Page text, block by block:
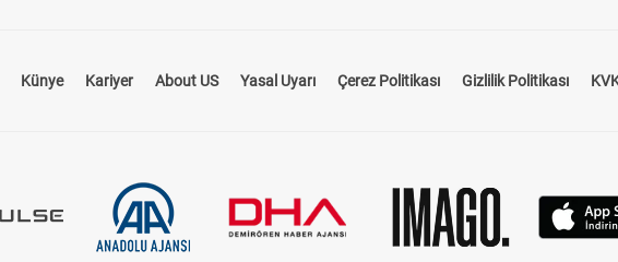
Künye Kariyer About US Yasal Uyarı Çerez Politikası Gizlilik Politikası